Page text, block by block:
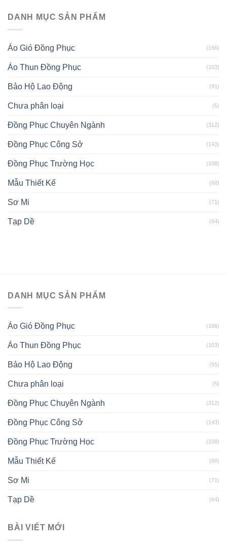
DANH MỤC SẢN PHẨM
Áo Gió Đồng Phục (166)
Áo Thun Đồng Phục (103)
Bảo Hộ Lao Động (91)
Chưa phân loại (5)
Đồng Phục Chuyên Ngành (312)
Đồng Phục Công Sở (143)
Đồng Phục Trường Học (108)
Mẫu Thiết Kế (68)
Sơ Mi (71)
Tạp Dề (64)
DANH MỤC SẢN PHẨM
Áo Gió Đồng Phục (166)
Áo Thun Đồng Phục (103)
Bảo Hộ Lao Động (91)
Chưa phân loại (5)
Đồng Phục Chuyên Ngành (312)
Đồng Phục Công Sở (143)
Đồng Phục Trường Học (108)
Mẫu Thiết Kế (68)
Sơ Mi (71)
Tạp Dề (64)
BÀI VIẾT MỚI